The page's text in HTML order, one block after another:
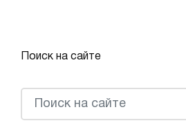
Поиск на сайте